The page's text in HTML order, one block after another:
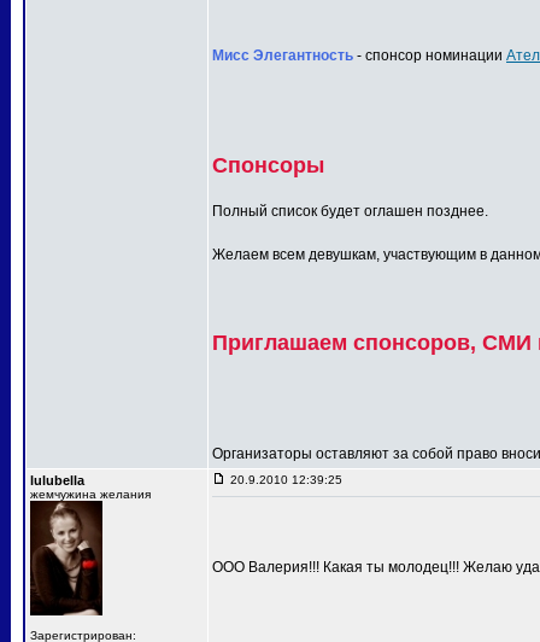
Мисс Элегантность - спонсор номинации
Спонсоры
Полный список будет оглашен позднее.
Желаем всем девушкам, участвующим в данном
Приглашаем спонсоров, СМИ
Организаторы оставляют за собой право
lulubella
жемчужина желания
Зарегистрирован:
20.9.2010 12:39:25
ООО Валерия!!! Какая ты молодец!!! Желаю